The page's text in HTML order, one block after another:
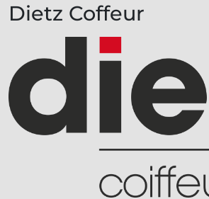
Dietz Coffeur